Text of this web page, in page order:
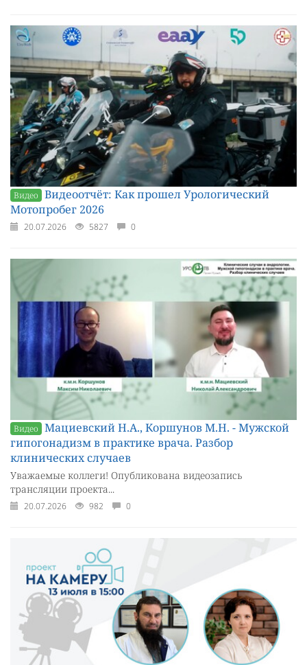
Видео Видеоотчёт: Как прошел Урологический
Мотопробег 2026
20.07.2026 5827 0
Видео Мациевский Н.А., Коршунов М.Н. - Мужской
гипогонадизм в практике врача. Разбор
клинических случаев
Уважаемые коллеги! Опубликована видеозапись
трансляции проекта...
20.07.2026 982 0